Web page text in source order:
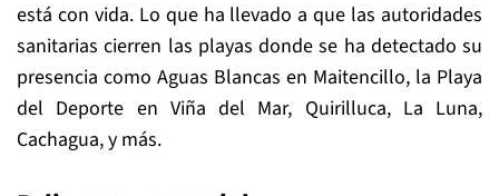
está con vida. Lo que ha llevado a que las autoridades
sanitarias cierren las playas donde se ha detectado su
presencia como Aguas Blancas en Maitencillo, la Playa
del Deporte en Viña del Mar, Quirilluca, La Luna,
Cachagua, y más.